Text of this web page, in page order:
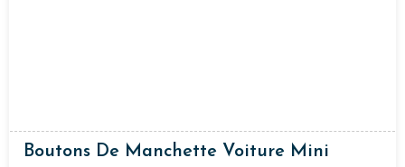
Boutons De Manchette Voiture Mini